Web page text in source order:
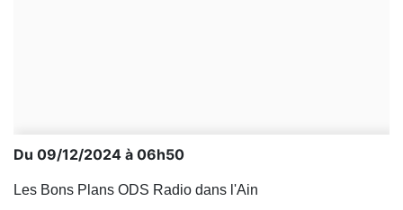
Du 09/12/2024 à 06h50
Les Bons Plans ODS Radio dans l'Ain